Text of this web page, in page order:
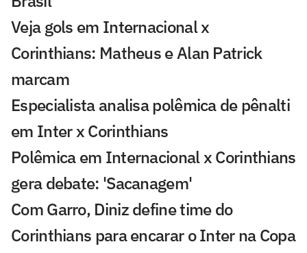
Veja gols em Internacional x
Corinthians: Matheus e Alan Patrick
marcam
Especialista analisa polêmica de pênalti
em Inter x Corinthians
Polêmica em Internacional x Corinthians
gera debate: 'Sacanagem'
Com Garro, Diniz define time do
Corinthians para encarar o Inter na Copa